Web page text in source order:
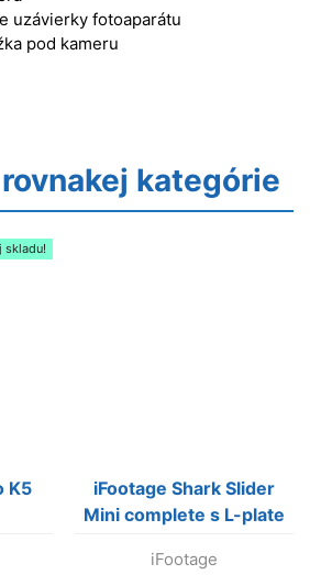
uzávierky fotoaparátu
pod kameru
kategórie
skladu!
K5
iFootage Shark Slider
Mini complete s L-plate
iFootage